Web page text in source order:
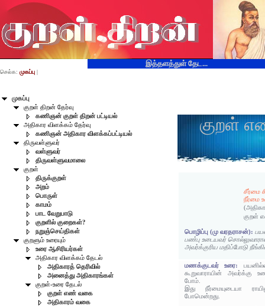
இத்தளத்துள் தேட...
முகப்பு
குறள் திறன் தேர்வு
கணிஞன் குறள் திறன் பட்டியல்
அதிகார விளக்கம் தேர்வு
கணிஞன் அதிகார விளக்கப்பட்டியல்
திருவள்ளுவர்
வள்ளுவர்
திருவள்ளுவமாலை
குறள்
திருக்குறள்
அறம்
பொருள்
காமம்
பாட வேறுபாடு
குறளில் குறைகள்?
நறுஞ்செய்திகள்
குறளும் உரையும்
உரை ஆசிரியர்கள்
அதிகார விளக்கம் தேடல்
அதிகாரத் தெரிவில்
அனைத்து அதிகாரங்கள்
குறள்-உரை தேடல்
குறள் எண் வகை
அதிகாரம் வகை
செல்க: முகப்பு |
குறள்
சீர்மை
நீர்மை
குறள்
பொழிப்பு (மு வரதராசன்):
பண்பு உடையவர்
அவர்க்குரிய மதிப்போடு
மணக்குடவர் உரை:
கூறுவாராயின் அவர்க்கு
போம்.
இது நீர்மையுடையா
போமென்றது.